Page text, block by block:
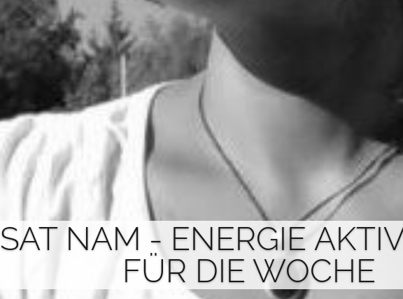
SAT NAM - ENERGIE
FÜR DIE WOCHE